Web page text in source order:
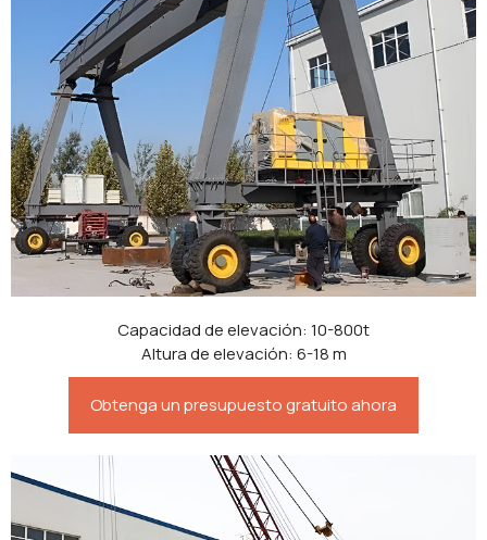
Capacidad de elevación: 10-800t
Altura de elevación: 6-18 m
Obtenga un presupuesto gratuito ahora